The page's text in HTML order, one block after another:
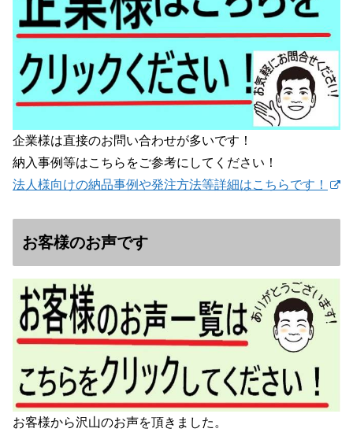
企業様は直接のお問い合わせが多いです！
納入事例等はこちらをご参考にしてください！
法人様向けの納品事例や発注方法等詳細はこちらです！
お客様のお声です
お客様から沢山のお声を頂きました。